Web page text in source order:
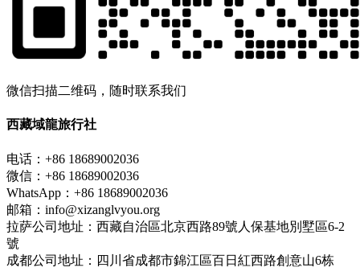
微信扫描二维码，随时联系我们
西藏域龍旅行社
电话：+86 18689002036
微信：+86 18689002036
WhatsApp：+86 18689002036
邮箱：info@xizanglvyou.org
拉萨公司地址：西藏自治區北京西路89號人保基地別墅區6-2
號
成都公司地址：四川省成都市錦江區百日紅西路創意山6栋